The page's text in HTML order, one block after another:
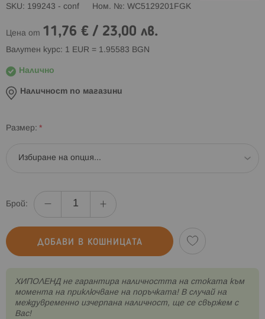
SKU 199243 - conf Ном. № WC5129201FGK
Цена от 11,76 € / 23,00 лв.
Валутен курс: 1 EUR = 1.95583 BGN
Налично
Наличност по магазини
Размер
Брой:
ДОБАВИ В КОШНИЦАТА
XИПОЛЕНД не гарантира наличността на стоката към
момента на приключване на поръчката! В случай на
междувременно изчерпана наличност, ще се свържем с
Вас!